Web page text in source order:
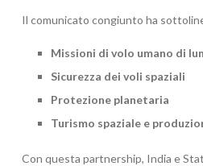
Il comunicato congiunto ha
Missioni di volo umano di
Sicurezza dei voli spaziali
Protezione planetaria
Turismo spaziale e
Con questa partnership, India e